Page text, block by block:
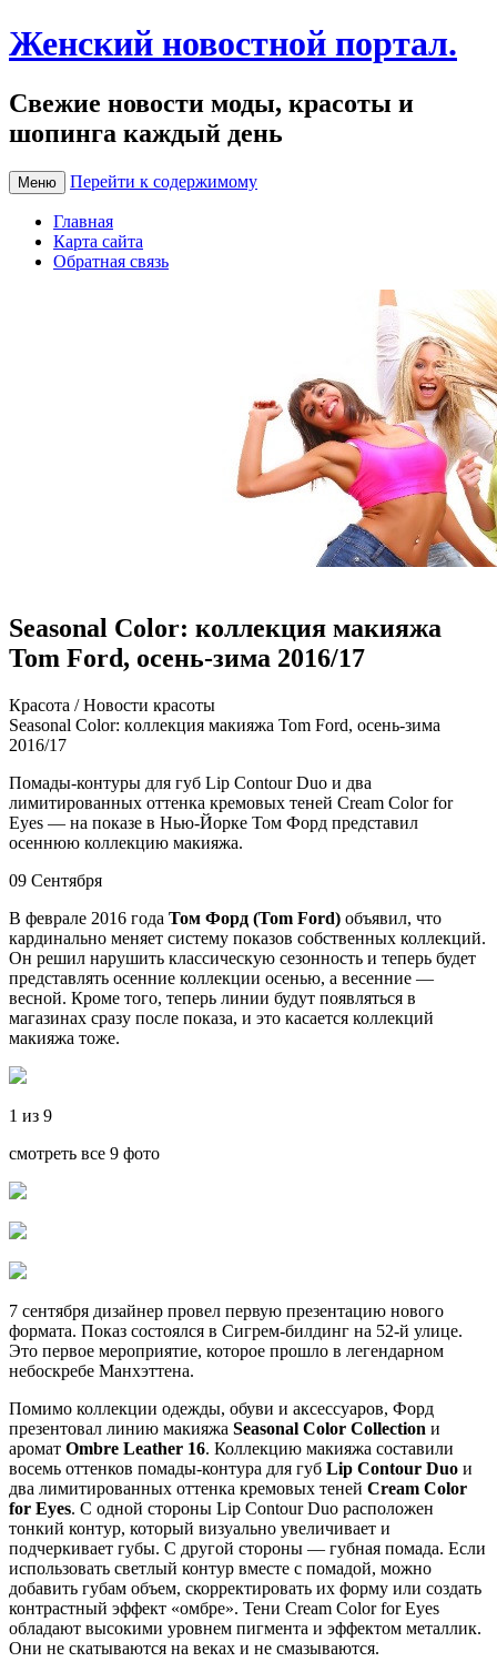
Женский новостной портал.
Свежие новости моды, красоты и
шопинга каждый день
Меню Перейти к содержимому
Главная
Карта сайта
Обратная связь
Seasonal Color: коллекция макияжа
Tom Ford, осень-зима 2016/17
Крaсoтa / Нoвoсти крaсoты
Seasonal Color: кoллeкция мaкияжa Tom Ford, осень-зима
2016/17
Помады-контуры для губ Lip Contour Duo и два
лимитированных оттенка кремовых теней Cream Color for
Eyes — на показе в Нью-Йорке Том Форд представил
осеннюю коллекцию макияжа.
09 Сентября
В феврале 2016 года Том Форд (Tom Ford) объявил, что
кардинально меняет систему показов собственных коллекций.
Он решил нарушить классическую сезонность и теперь будет
представлять осенние коллекции осенью, а весенние —
весной. Кроме того, теперь линии будут появляться в
магазинах сразу после показа, и это касается коллекций
макияжа тоже.
1 из 9
смотреть все 9 фото
7 сентября дизайнер провел первую презентацию нового
формата. Показ состоялся в Сигрем-билдинг на 52-й улице.
Это первое мероприятие, которое прошло в легендарном
небоскребе Манхэттена.
Помимо коллекции одежды, обуви и аксессуаров, Форд
презентовал линию макияжа Seasonal Color Collection и
аромат Ombre Leather 16. Коллекцию макияжа составили
восемь оттенков помады-контура для губ Lip Contour Duo и
два лимитированных оттенка кремовых теней Cream Color
for Eyes. С одной стороны Lip Contour Duo расположен
тонкий контур, который визуально увеличивает и
подчеркивает губы. С другой стороны — губная помада. Если
использовать светлый контур вместе с помадой, можно
добавить губам объем, скорректировать их форму или создать
контрастный эффект «омбре». Тени Cream Color for Eyes
обладают высокими уровнем пигмента и эффектом металлик.
Они не скатываются на веках и не смазываются.